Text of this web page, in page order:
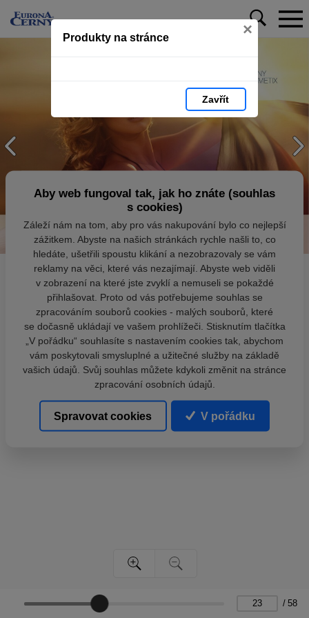
Produkty na stránce ×
Zavřít
/ 58
Aby web fungoval tak, jak ho znáte (souhlas
s cookies)
Záleží nám na tom, aby pro vás nakupování bylo co nejlepší
zážitkem. Abyste na našich stránkách rychle našli to, co
hledáte, ušetřili spoustu klikání a nezobrazovaly se vám
reklamy na věci, které vás nezajímají. Abyste web viděli
v zobrazení na které jste zvyklí a nemuseli se pokaždé
přihlašovat. Proto od vás potřebujeme souhlas se
zpracováním souborů cookies - malých souborů, které
se dočasně ukládají ve vašem prohlížeči. Stisknutím tlačítka
„V pořádku“ souhlasíte s nastavením cookies tak, abychom
vám poskytovali smysluplné a užitečné služby na základě
vašich údajů. Svůj souhlas můžete kdykoli změnit na stránce
zpracování osobních údajů.
Spravovat cookies V pořádku